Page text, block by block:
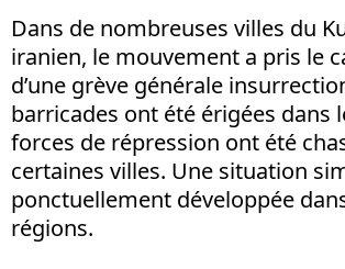
Dans de nombreuses villes du
iranien, le mouvement a pris le
d’une grève générale
barricades ont été érigées dans
forces de répression ont été
certaines villes. Une situation
ponctuellement développée
régions.